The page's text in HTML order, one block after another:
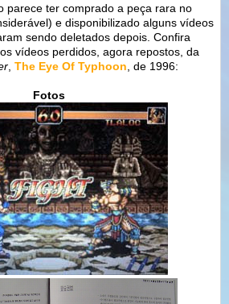
parece ter comprado a peça rara no
e disponibilizado alguns vídeos
sendo deletados depois. Confira
vídeos perdidos, agora repostos, da
The Eye Of Typhoon , de 1996:
Fotos